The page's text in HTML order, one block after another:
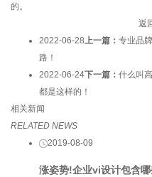
的。
返
2022-06-28上一篇： 专业品
路！
2022-06-24下一篇： 什么叫
都是这样的！
相关新闻
RELATED NEWS
2019-08-09
涨姿势!企业vi设计包含